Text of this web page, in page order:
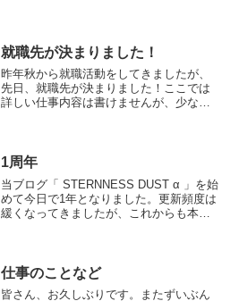
が増えたのも、関係し...
就職先が決まりました！
昨年秋から就職活動をしてきましたが、
先日、就職先が決まりました！ここでは
詳しい仕事内容は書けませんが、少なか
先が決まらないま短期...
1周年
当ブログ「 STERNNESS DUST α 」を始
めて今日で1年となりました。更新頻度は
緩くなってきましたが、これからも本来
お願い...
仕事のことなど
皆さん、お久しぶりです。またずいぶん